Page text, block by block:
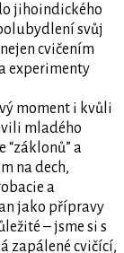
jihoindického
svůj
cvičením
experimenty
moment i kvůli
mladého
“záklonů” a
na dech,
a
jako přípravy
– jsme si s
zapálené cvičící,